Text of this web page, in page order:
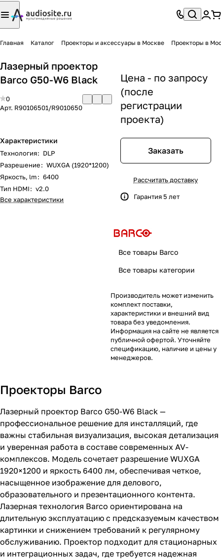
Главная Каталог Проекторы и аксессуары в Москве Проекторы в
Лазерный проектор
Barco G50-W6 Black
0
Арт. R90106501/R9010650
Характеристики
Технология: DLP
Разрешение: WUXGA (1920*1200)
Яркость, lm: 6400
Тип HDMI: v2.0
Все характеристики
Цена - по запросу
(после
регистрации
проекта)
Заказать
Рассчитать доставку
Гарантия 5 лет
Все товары Barco
Все товары категории
Производитель может изменить
комплект поставки,
характеристики и внешний вид
товара без уведомления.
Информация на сайте не является
публичной офертой. Уточняйте
спецификацию, наличие и цены у
менеджеров.
Проекторы Barco
Лазерный проектор Barco G50-W6 Black —
профессиональное решение для инсталляций, где
важны стабильная визуализация, высокая детализация
и уверенная работа в составе современных AV-
комплексов. Модель сочетает разрешение WUXGA
1920×1200 и яркость 6400 лм, обеспечивая четкое,
насыщенное изображение для делового,
образовательного и презентационного контента.
Лазерная технология Barco ориентирована на
длительную эксплуатацию с предсказуемым качеством
картинки и снижением требований к регулярному
обслуживанию. Проектор подходит для стационарных
и интеграционных задач, где требуется надежная